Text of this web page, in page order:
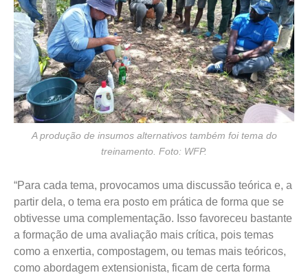
A produção de insumos alternativos também foi tema do
treinamento. Foto: WFP.
“Para cada tema, provocamos uma discussão teórica e, a
partir dela, o tema era posto em prática de forma que se
obtivesse uma complementação. Isso favoreceu bastante
a formação de uma avaliação mais crítica, pois temas
como a enxertia, compostagem, ou temas mais teóricos,
como abordagem extensionista, ficam de certa forma